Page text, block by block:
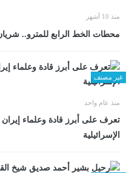
منذ 10 أشهر
محطات الخط الرابع للمترو.. شريان جديد يربط 6
غير مصنف
منذ عام واحد
تعرف على أبرز قادة وعلماء
الإسرائيلية